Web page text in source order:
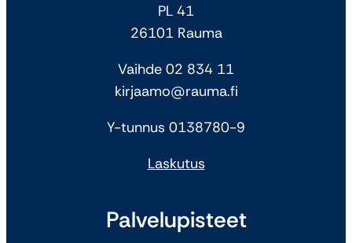
PL 41
26101 Rauma
Vaihde 02 834 11
kirjaamo@rauma.fi
Y-tunnus 0138780-9
Laskutus
Palvelupisteet